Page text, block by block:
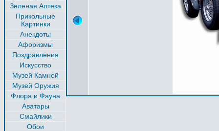
Зеленая Аптека
Прикольные
Картинки
Анекдоты
Афоризмы
Поздравления
Искусство
Музей Камней
Музей Оружия
Флора и Фауна
Аватары
Смайлики
Обои